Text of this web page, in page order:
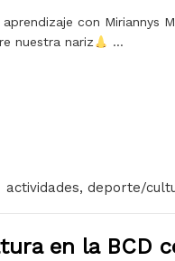
con Miriannys
nuestra nariz
…
actividades, deporte/
en la BCD